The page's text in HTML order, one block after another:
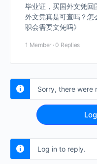
毕业证，买国外文凭回
外文凭真是可查吗？怎
职会需要文凭吗》
1 Member · 0 Replies
Sorry, there were
Log in to reply.